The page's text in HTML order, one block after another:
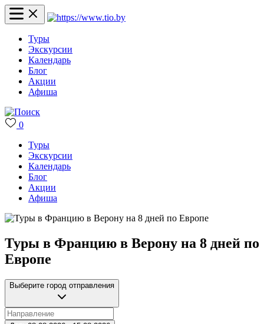
Туры
Экскурсии
Календарь
Блог
Акции
Афиша
0
Туры
Экскурсии
Календарь
Блог
Акции
Афиша
Туры в Францию в Верону на 8 дней по
Европе
Выберите город отправления